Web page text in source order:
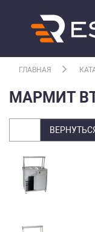
ГЛАВНАЯ
МАРМИТ